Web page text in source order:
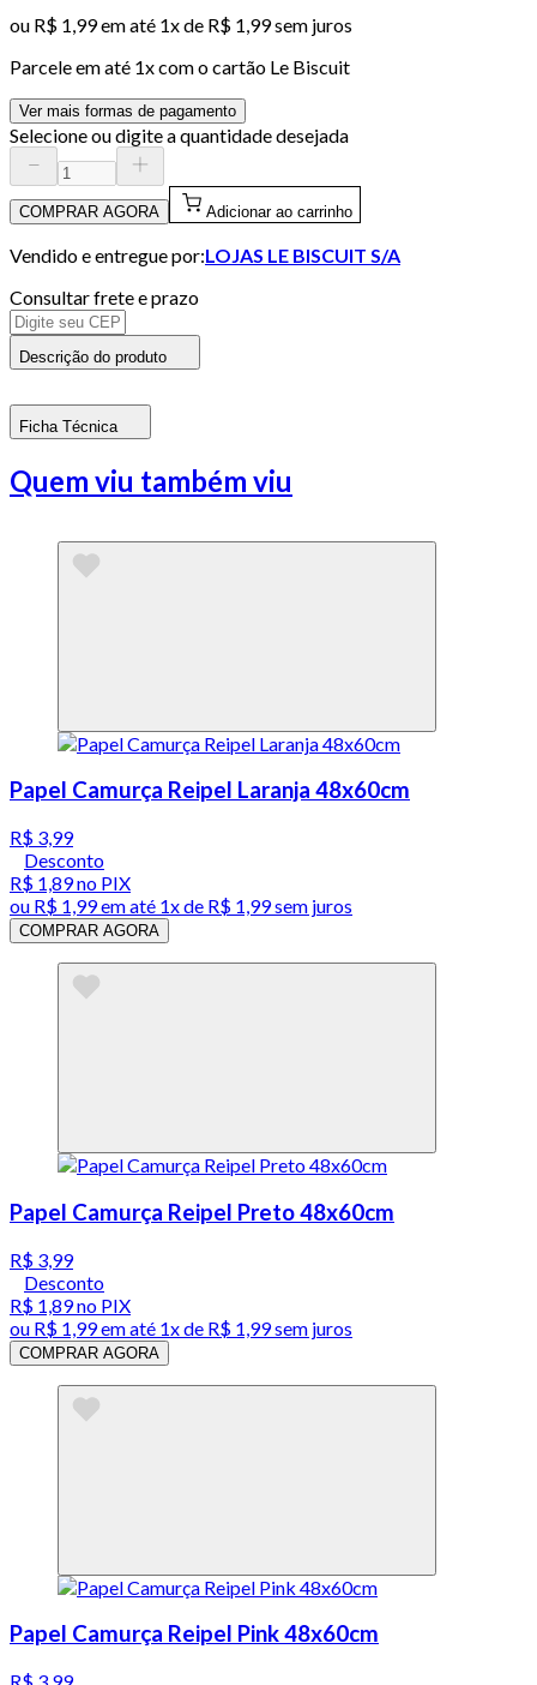
ou R$ 1,99em até 1x de R$ 1,99sem juros
Parcele em até 1x com o cartão Le Biscuit
Ver mais formas de pagamento
Selecione ou digite a quantidade desejada
COMPRAR AGORA Adicionar ao carrinho
Vendido e entregue por:LOJAS LE BISCUIT S/A
Consultar frete e prazo
Descrição do produto
Ficha Técnica
Quem viu também viu
Papel Camurça Reipel Laranja 48x60cm
R$ 3,99
Desconto
R$ 1,89no PIX
ou R$ 1,99em até 1x de R$ 1,99sem juros
COMPRAR AGORA
Papel Camurça Reipel Preto 48x60cm
R$ 3,99
Desconto
R$ 1,89no PIX
ou R$ 1,99em até 1x de R$ 1,99sem juros
COMPRAR AGORA
Papel Camurça Reipel Pink 48x60cm